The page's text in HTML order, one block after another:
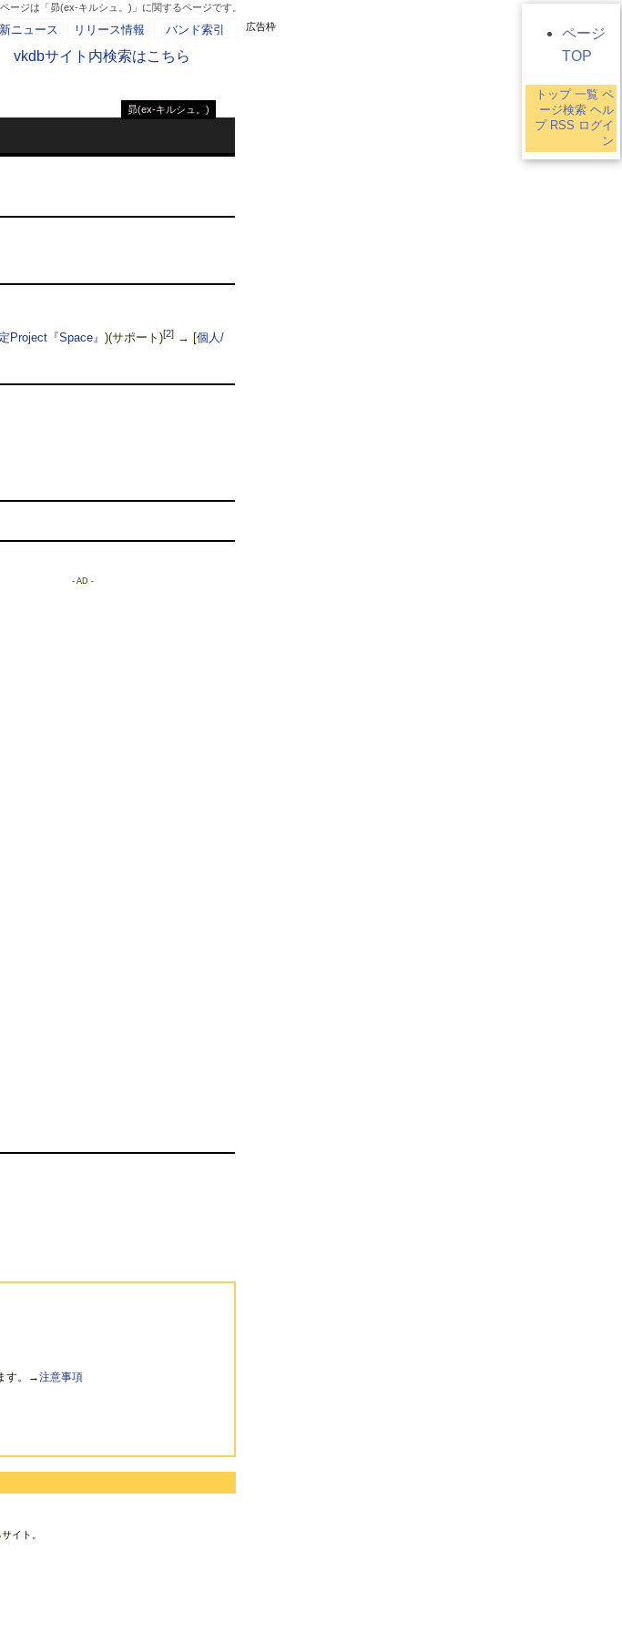
ジは「昴(ex-キルシュ。)」に関するページです。
ニュース リリース情報 バンド索引
vkdbサイト内検索はこちら
昴(ex-キルシュ。)
Project『Space』 )(サポート)[2]→ [個人/
- AD -
す。→注意事項
イト。
広告枠
ページ
TOP
トップ 一覧 ペ
ージ検索 ヘル
プ RSS ログイ
ン